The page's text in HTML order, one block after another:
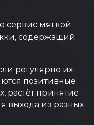
сервис мягкой
содержащий:
регулярно их
позитивные
растёт принятие
выхода из разных